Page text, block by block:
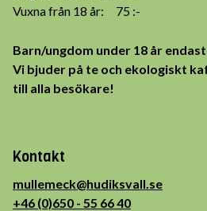
Vuxna från 18 år: 75 :-
Barn/ungdom under 18 år
Vi bjuder på te och ekologiskt
till alla besökare!
Kontakt
mullemeck@hudiksvall.se
+46 (0)650 - 55 66 40